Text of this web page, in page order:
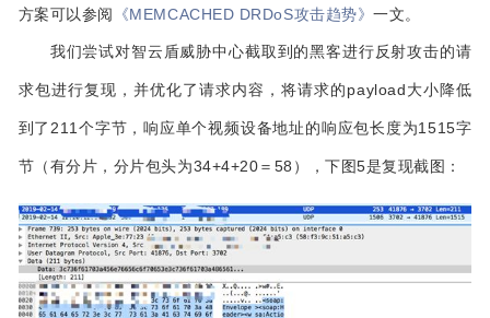
方案可以参阅 《MEMCACHED DRDoS攻击趋势》一文。
我们尝试对智云盾威胁中心截取到的黑客进行反射攻击的请
求包进行复现，并优化了请求内容，将请求的payload大小降低
到了211个字节，响应单个视频设备地址的响应包长度为1515字
节（有分片，分片包头为34+4+20＝58），下图5是复现截图：